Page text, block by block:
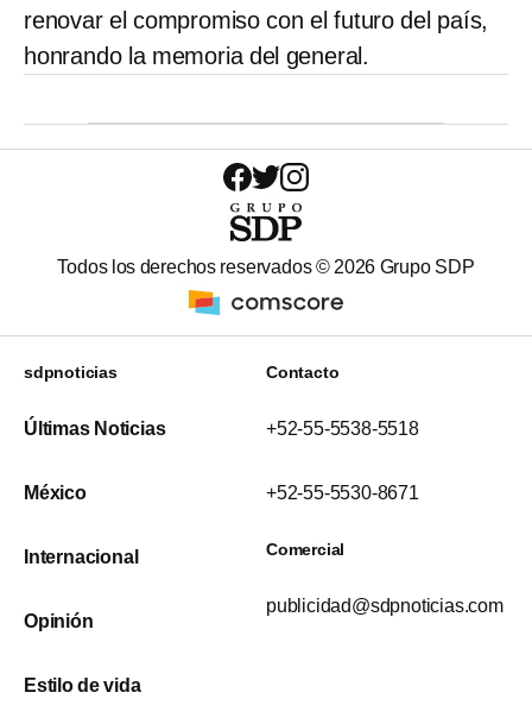
renovar el compromiso con el futuro del país,
honrando la memoria del general.
Todos los derechos reservados © 2026 Grupo SDP
sdpnoticias
Últimas Noticias
México
Internacional
Opinión
Estilo de vida
Contacto
+52-55-5538-5518
+52-55-5530-8671
Comercial
publicidad@sdpnoticias.com